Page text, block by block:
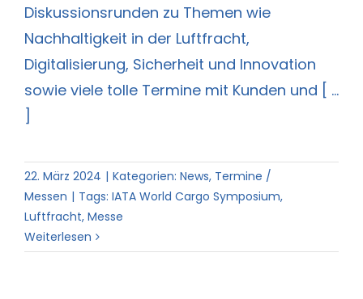
Diskussionsrunden zu Themen wie
Nachhaltigkeit in der Luftfracht,
Digitalisierung, Sicherheit und Innovation
sowie viele tolle Termine mit Kunden und [ ...
]
22. März 2024 | Kategorien: News, Termine /
Messen | Tags: IATA World Cargo Symposium,
Luftfracht, Messe
Weiterlesen